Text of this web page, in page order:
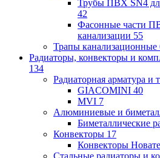
Трубы ПВХ SN4
42
Фасонные части
канализации 55
Трапы канализационные
Радиаторы, конвекторы и
134
Радиаторная арматура и
GIACOMINI 40
MVI 7
Алюминиевые и
Биметаллические
Конвекторы 17
Конвекторы
Стальные радиаторы и